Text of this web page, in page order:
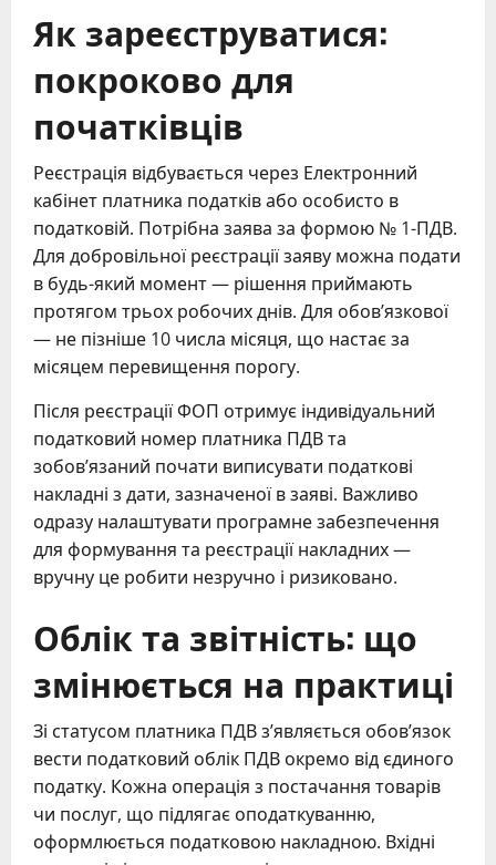
Як зареєструватися:
покроково для
початківців
Реєстрація відбувається через Електронний
кабінет платника податків або особисто в
податковій. Потрібна заява за формою № 1-ПДВ.
Для добровільної реєстрації заяву можна подати
в будь-який момент — рішення приймають
протягом трьох робочих днів. Для обов’язкової
— не пізніше 10 числа місяця, що настає за
місяцем перевищення порогу.
Після реєстрації ФОП отримує індивідуальний
податковий номер платника ПДВ та
зобов’язаний почати виписувати податкові
накладні з дати, зазначеної в заяві. Важливо
одразу налаштувати програмне забезпечення
для формування та реєстрації накладних —
вручну це робити незручно і ризиковано.
Облік та звітність: що
змінюється на практиці
Зі статусом платника ПДВ з’являється обов’язок
вести податковий облік ПДВ окремо від єдиного
податку. Кожна операція з постачання товарів
чи послуг, що підлягає оподаткуванню,
оформлюється податковою накладною. Вхідні